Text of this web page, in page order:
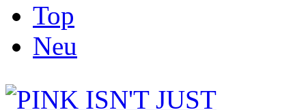
Top
Neu